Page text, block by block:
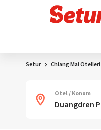
Setur Chiang Mai Otelleri
Otel / Konum